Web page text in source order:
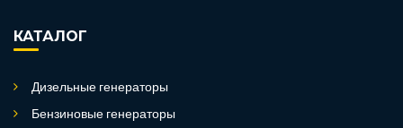
КАТАЛОГ
Дизельные генераторы
Бензиновые генераторы